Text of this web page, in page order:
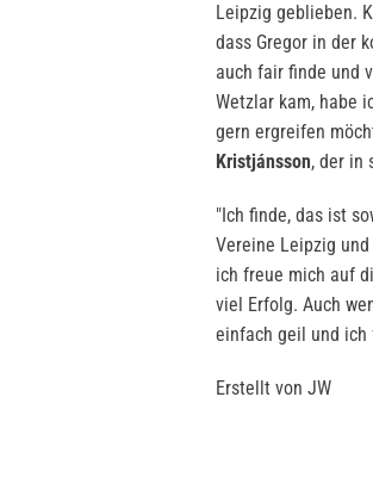
Leipzig geblieben.
dass Gregor in der
auch fair finde und
Wetzlar kam, habe
gern ergreifen
Kristjánsson, der in
"Ich finde, das ist
Vereine Leipzig
ich freue mich auf
viel Erfolg. Auch
einfach geil und ich
Erstellt von JW